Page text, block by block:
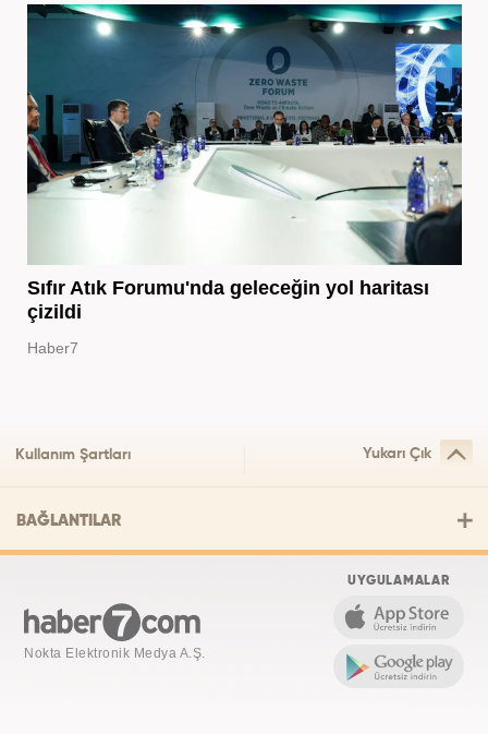
Sıfır Atık Forumu'nda geleceğin yol haritası
çizildi
Haber7
Kullanım Şartları Yukarı Çık
BAĞLANTILAR
Nokta Elektronik Medya A.Ş.
UYGULAMALAR